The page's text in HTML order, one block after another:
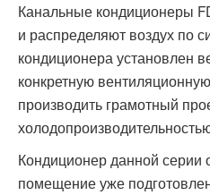
Канальные кондиционеры
и распределяют воздух по
кондиционера установлен
конкретную
производить грамотный
Кондиционер данной серии
помещение уже